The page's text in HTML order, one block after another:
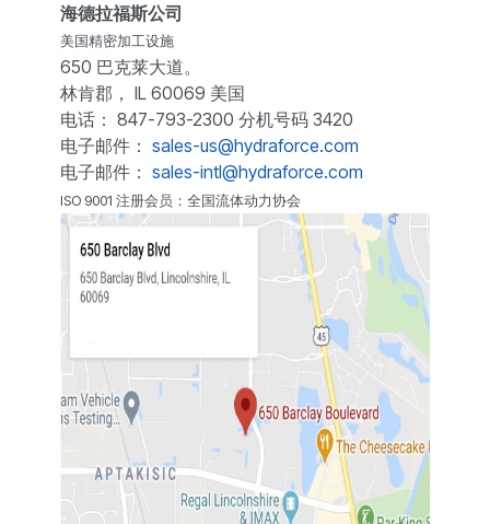
海德拉福斯公司
美国精密加工设施
650 巴克莱大道。
林肯郡， IL 60069 美国
电话： 847-793-2300 分机号码 3420
电子邮件： sales-us@hydraforce.com
电子邮件： sales-intl@hydraforce.com
ISO 9001 注册会员：全国流体动力协会